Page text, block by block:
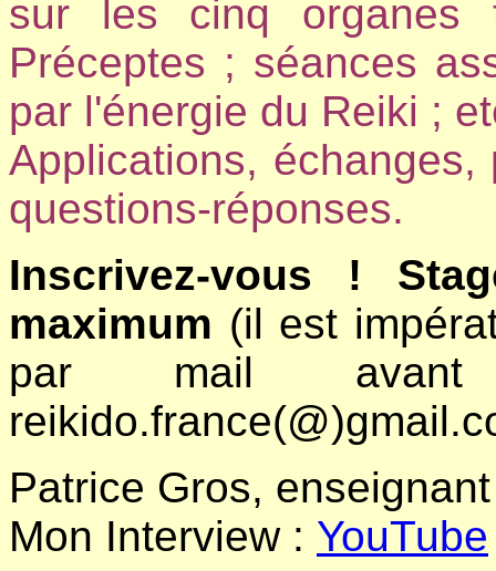
sur les cinq
Préceptes ; séances
par l'énergie du Reiki ;
Applications,
questions-réponses.
Inscrivez-vous !
maximum (il est
par mail
Patrice Gros,
Mon Interview : YouTube